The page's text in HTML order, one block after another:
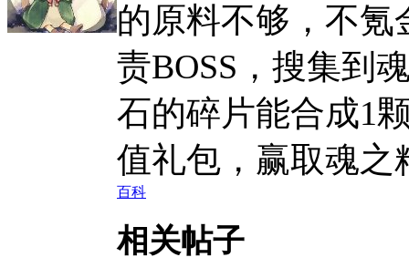
的原料不够，不
责BOSS，搜集到
石的碎片能合成1
值礼包，赢取魂之
百科
相关帖子